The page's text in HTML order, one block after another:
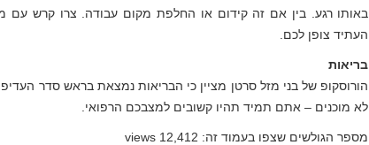
באותו רגע. בין אם זה קידום או החלפת מקום עבודה. צרו קרש עם
העתיד צופן לכם.
בריאות
הורוסקופ של בני מזל סרטן מציין כי הבריאות נמצאת בראש סדר
לא מוכנים – אתם תמיד תהיו קשובים למצבכם הרפואי.
מספר הגולשים שצפו בעמוד זה: 12,412 views